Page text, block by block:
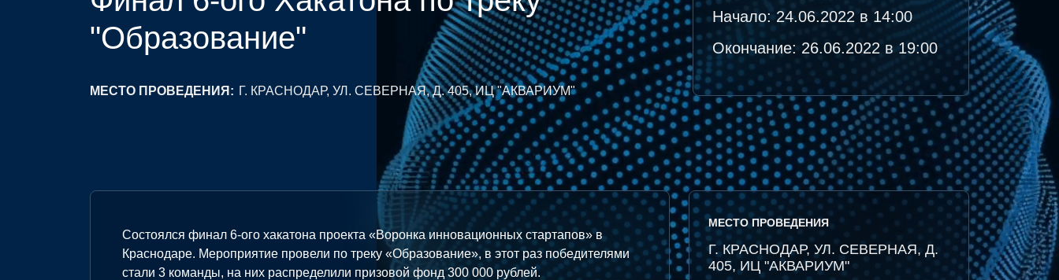
"Образование"
МЕСТО ПРОВЕДЕНИЯ: Г. КРАСНОДАР, УЛ. СЕВЕРНАЯ, Д. 405, ИЦ "АКВАРИУМ"
Начало: 24.06.2022 в 14:00
Окончание: 26.06.2022 в 19:00
Состоялся финал 6-ого хакатона проекта «Воронка инновационных стартапов» в
Краснодаре. Мероприятие провели по треку «Образование», в этот раз победителями
стали 3 команды, на них распределили призовой фонд 300 000 рублей.
МЕСТО ПРОВЕДЕНИЯ
Г. КРАСНОДАР, УЛ. СЕВЕРНАЯ, Д.
405, ИЦ "АКВАРИУМ"